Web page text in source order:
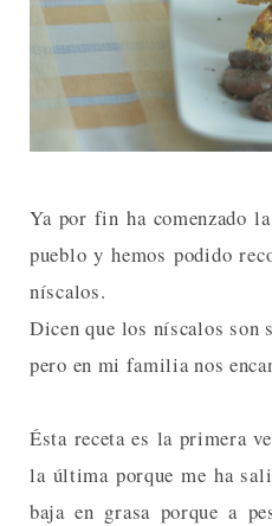
Ya por fin ha comenzado
pueblo y hemos podido
níscalos.
Dicen que los níscalos son
pero en mi familia nos
Ésta receta es la primera
la última porque me ha
baja en grasa porque a